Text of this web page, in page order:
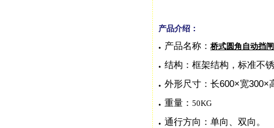
产品介绍：
● 产品名称 ： 桥式圆角自动挡
● 结构：框架结构，标准不
● 外形尺寸： 长600×宽300×
● 重量： 50KG
● 通行方向：单向、双向。